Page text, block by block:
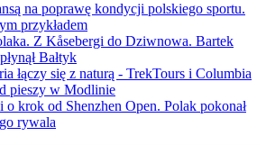
na poprawę kondycji polskiego sportu.
przykładem
Z Kåsebergi do Dziwnowa. Bartek
Bałtyk
łączy się z naturą - TrekTours i Columbia
pieszy w Modlinie
krok od Shenzhen Open. Polak pokonał
rywala